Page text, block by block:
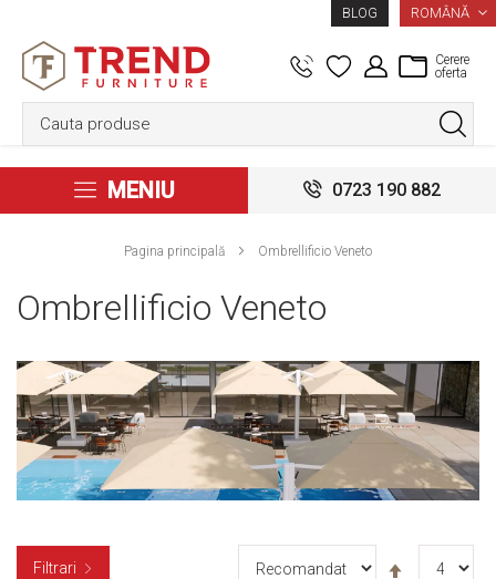
BLOG LIMBA
ROMÂNĂ
Cerere
oferta
MENIU 0723 190 882
Pagina principală Ombrellificio Veneto
Ombrellificio Veneto
Filtrari
Setați